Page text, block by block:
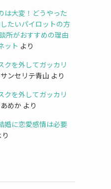
は大変！どうやった
たいパイロットの方
所がおすすめの理由
ット より
クを外してガッカリ
サンセリテ青山 より
クを外してガッカリ
あめか より
婚に恋愛感情は必要
り